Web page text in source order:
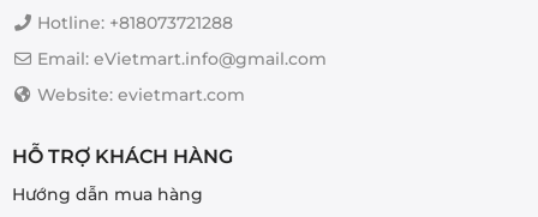
thể
chọn
trên
sản
phẩm
Hotline: +818073721288
Email: eVietmart.info@gmail.com
Website: evietmart.com
HỖ TRỢ KHÁCH HÀNG
Hướng dẫn mua hàng